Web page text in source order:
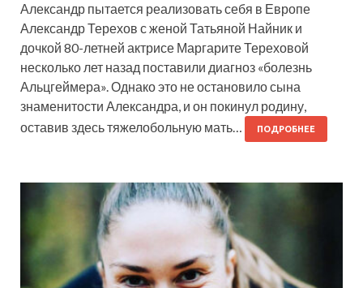
Александр пытается реализовать себя в Европе
Александр Терехов с женой Татьяной Найник и
дочкой 80-летней актрисе Маргарите Тереховой
несколько лет назад поставили диагноз «болезнь
Альцгеймера». Однако это не остановило сына
знаменитости Александра, и он покинул родину,
оставив здесь тяжелобольную мать…
ПОДРОБНЕЕ